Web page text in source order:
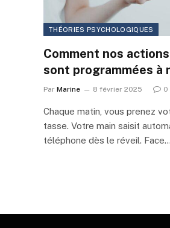
THÉORIES PSYCHOLOGIQUES
Comment nos
sont programmées à
Par Marine 8 février 2025 0
Chaque matin, vous prenez
tasse. Votre main saisit
téléphone dès le réveil. Face…